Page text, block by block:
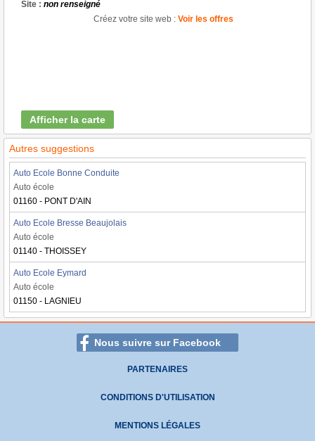
Site : non renseigné
Créez votre site web : Voir les offres
Afficher la carte
Autres suggestions
Auto Ecole Bonne Conduite
Auto école
01160 - PONT D'AIN
Auto Ecole Bresse Beaujolais
Auto école
01140 - THOISSEY
Auto Ecole Eymard
Auto école
01150 - LAGNIEU
Nous suivre sur Facebook
PARTENAIRES
CONDITIONS D'UTILISATION
MENTIONS LÉGALES